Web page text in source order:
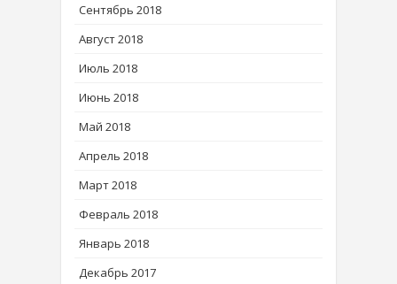
Сентябрь 2018
Август 2018
Июль 2018
Июнь 2018
Май 2018
Апрель 2018
Март 2018
Февраль 2018
Январь 2018
Декабрь 2017